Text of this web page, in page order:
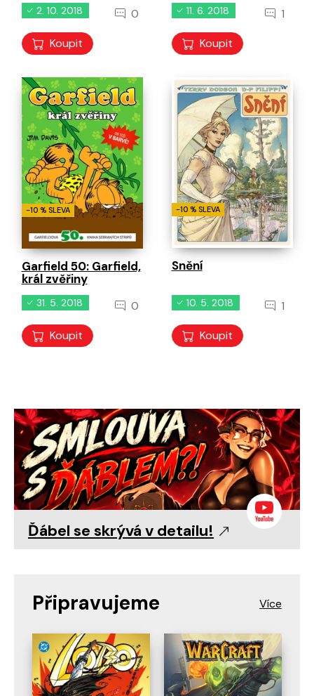
2. 10. 2018 0
Koupit
11. 6. 2018 1
Koupit
-10 % SLEVA
Garfield 50: Garfield,
král zvěřiny
31. 5. 2018 0
Koupit
-10 % SLEVA
Snění
10. 5. 2018 1
Koupit
Ďábel se skrývá v detailu!
Připravujeme